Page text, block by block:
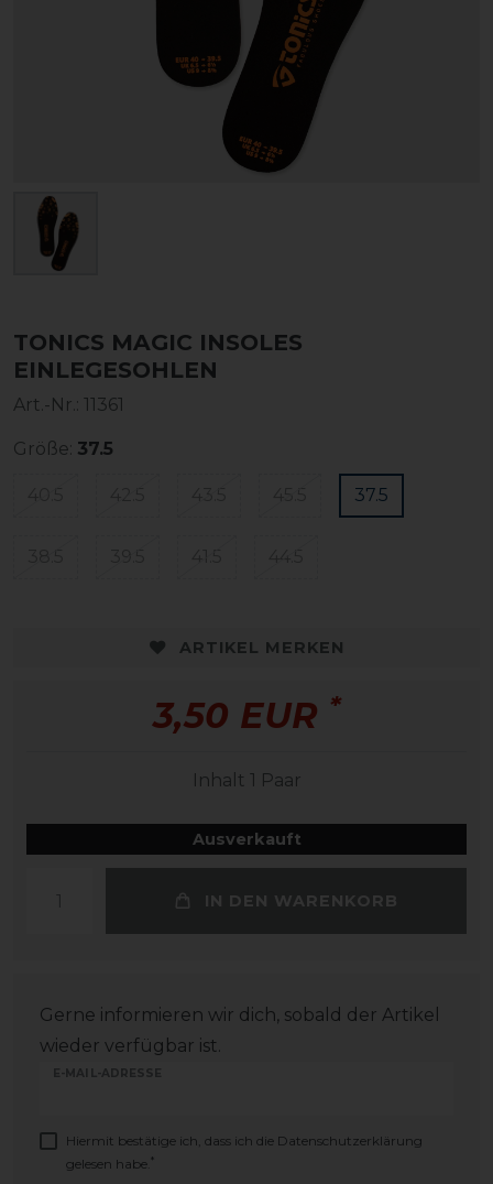
TONICS MAGIC INSOLES
EINLEGESOHLEN
Art.-Nr.: 11361
Größe: 37.5
37.5
ARTIKEL MERKEN
3,50 EUR *
Inhalt 1 Paar
Ausverkauft
IN DEN WARENKORB
Gerne informieren wir dich, sobald der Artikel
wieder verfügbar ist.
E-MAIL-ADRESSE
Hiermit bestätige ich, dass ich die Daten­schutz­erklärung
gelesen habe. *